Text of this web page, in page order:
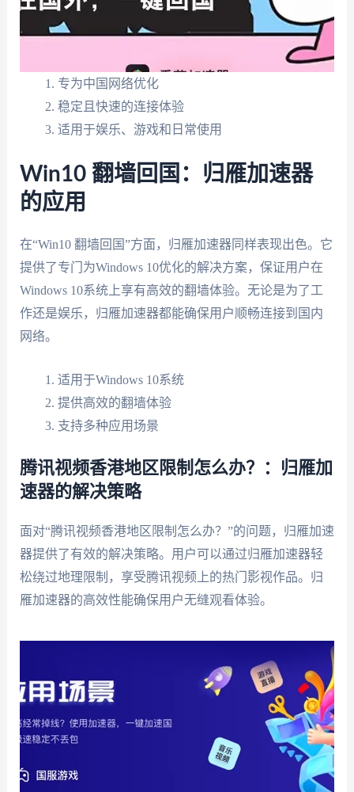
专为中国网络优化
稳定且快速的连接体验
适用于娱乐、游戏和日常使用
Win10 翻墙回国：归雁加速器
的应用
在“Win10 翻墙回国”方面，归雁加速器同样表现出色。它
提供了专门为Windows 10优化的解决方案，保证用户在
Windows 10系统上享有高效的翻墙体验。无论是为了工
作还是娱乐，归雁加速器都能确保用户顺畅连接到国内
网络。
适用于Windows 10系统
提供高效的翻墙体验
支持多种应用场景
腾讯视频香港地区限制怎么办？：归雁加
速器的解决策略
面对“腾讯视频香港地区限制怎么办？”的问题，归雁加速
器提供了有效的解决策略。用户可以通过归雁加速器轻
松绕过地理限制，享受腾讯视频上的热门影视作品。归
雁加速器的高效性能确保用户无缝观看体验。